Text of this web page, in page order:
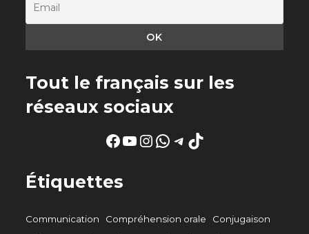
Tout le français sur les
réseaux sociaux
Facebook
YouTube
Instagram
WhatsApp
Telegram
TikTok
Étiquettes
Communication Compréhension orale
Conjugaison